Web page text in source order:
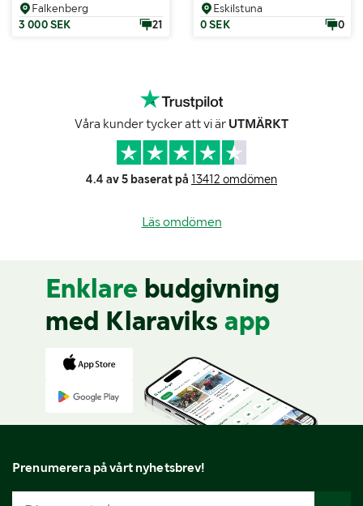
Falkenberg
3 000 SEK
21
Eskilstuna
0 SEK
0
Våra kunder tycker att vi är UTMÄRKT
4.4 av 5 baserat på 13412 omdömen
Läs omdömen
Enklare budgivning
med Klaraviks app
Prenumerera på vårt nyhetsbrev!